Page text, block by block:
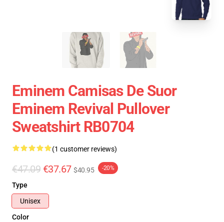
Eminem Camisas De Suor
Eminem Revival Pullover
Sweatshirt RB0704
(1 customer reviews)
€47.09 €37.67 $40.95 -20%
Type
Unisex
Color